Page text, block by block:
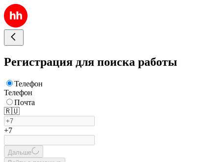
Регистрация для поиска работы
Телефон
Телефон
Почта
🇷🇺
+7
Дальше